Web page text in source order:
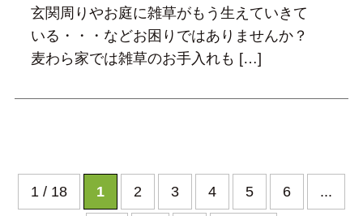
玄関周りやお庭に雑草がもう生えていきて
いる・・・などお困りではありませんか？
麦わら家では雑草のお手入れも […]
1 / 18 1 2 3 4 5 6 ...